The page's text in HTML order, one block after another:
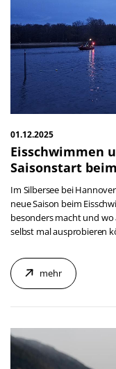
01.12.2025
Eisschwimmen
Saisonstart
Im Silbersee bei
neue Saison beim
besonders macht und wo
selbst mal ausprobieren
mehr